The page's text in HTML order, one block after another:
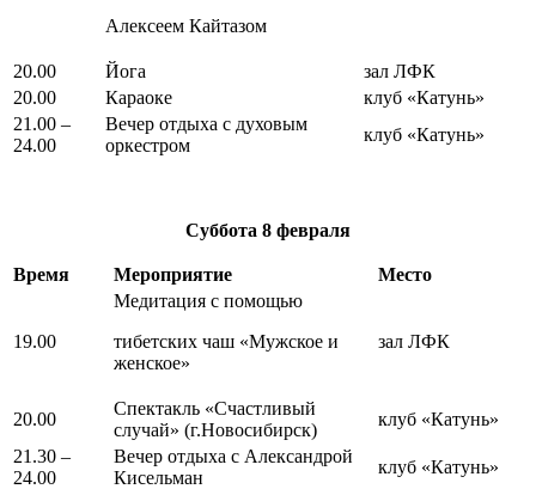
Алексеем Кайтазом
20.00 Йога
зал ЛФК
20.00
Караоке
клуб «Катунь»
21.00 –
24.00
Вечер отдыха с духовым
оркестром
клуб «Катунь»
Суббота 8 февраля
Время Мероприятие Место
19.00
Медитация с помощью
тибетских чаш «Мужское и
женское»
зал ЛФК
20.00
Спектакль «Счастливый
случай» (г.Новосибирск)
клуб «Катунь»
21.30 –
24.00
Вечер отдыха с Александрой
Кисельман
клуб «Катунь»